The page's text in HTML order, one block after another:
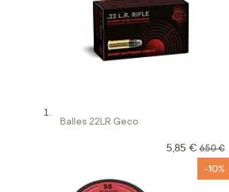
Balles 22LR Geco
Prix Spécial
5,85 € Prix
6,50 €
-10%